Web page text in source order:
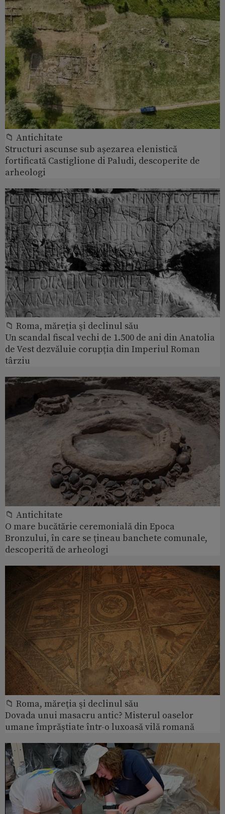
📁 Antichitate
Structuri ascunse sub așezarea elenistică
fortificată Castiglione di Paludi, descoperite de
arheologi
📁 Roma, măreţia şi declinul său
Un scandal fiscal vechi de 1.500 de ani din Anatolia
de Vest dezvăluie corupția din Imperiul Roman
târziu
📁 Antichitate
O mare bucătărie ceremonială din Epoca
Bronzului, în care se țineau banchete comunale,
descoperită de arheologi
📁 Roma, măreţia şi declinul său
Dovada unui masacru antic? Misterul oaselor
umane împrăștiate într-o luxoasă vilă romană